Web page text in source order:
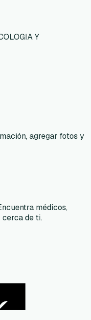
Y
agregar fotos y
médicos,
de ti.